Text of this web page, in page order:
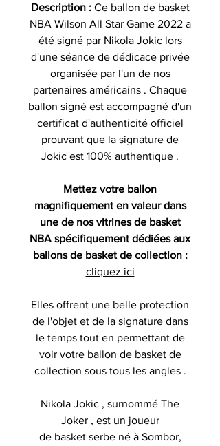
Description :Ce ballon de basket
NBA Wilson All Star Game 2022 a
été signé par Nikola Jokic lors
d'une séance de dédicace privée
organisée par l'un de nos
partenaires américains . Chaque
ballon signé est accompagné d'un
certificat d'authenticité officiel
prouvant que la signature de
Jokic est 100% authentique .
Mettez votre ballon
magnifiquement en valeur dans
une de nos vitrines de basket
NBA spécifiquement dédiées aux
ballons de basket de collection :
cliquez ici
Elles offrent une belle protection
de l'objet et de la signature dans
le temps tout en permettant de
voir votre ballon de basket de
collection sous tous les angles .
Nikola Jokic , surnommé The
Joker , est un joueur
de basket serbe né à Sombor,